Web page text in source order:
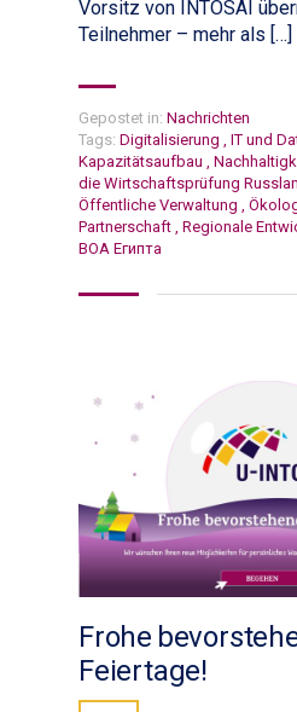
Vorsitz von INTOSAI
Teilnehmer – mehr als […]
Gepostet in: Nachrichten
Tags: Digitalisierung , IT und
Kapazitätsaufbau ,
die Wirtschaftsprüfung
Öffentliche Verwaltung ,
Partnerschaft , Regionale
ВОА Египта
Frohe
Feiertage!